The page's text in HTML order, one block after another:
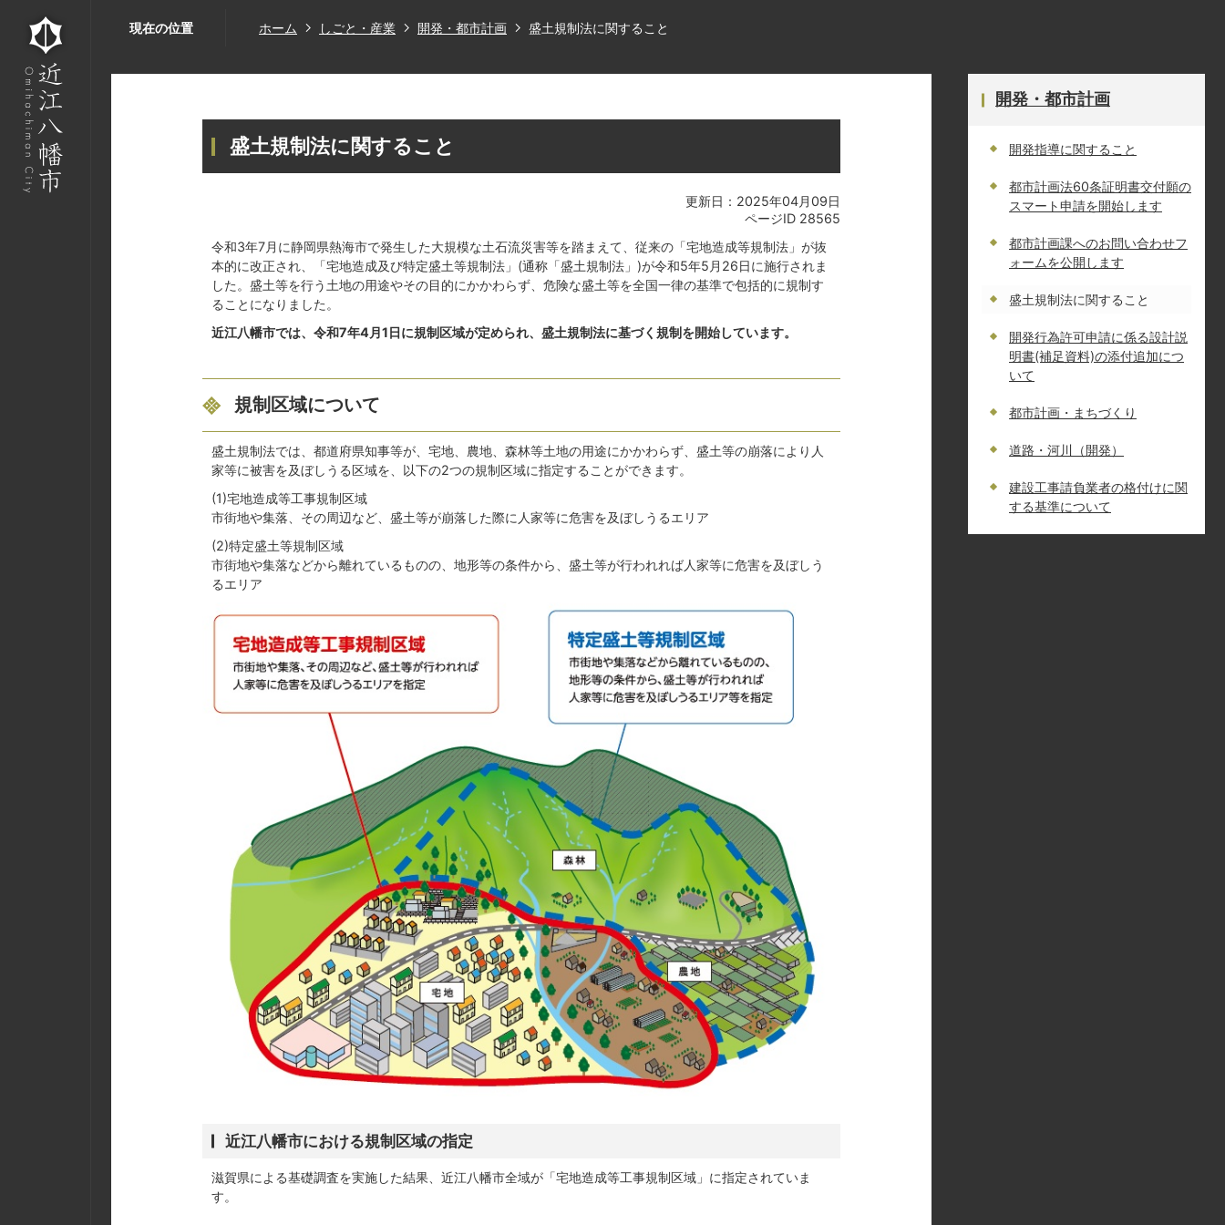
現在の位置 ホーム しごと・産業 開発・都市計画 盛土規制法に関すること
盛土規制法に関すること
更新日：2025年04月09日
ページID 28565
令和3年7月に静岡県熱海市で発生した大規模な土石流災害等を踏まえて、従来の「宅地造成等規制法」が抜
本的に改正され、「宅地造成及び特定盛土等規制法」(通称「盛土規制法」)が令和5年5月26日に施行されま
した。盛土等を行う土地の用途やその目的にかかわらず、危険な盛土等を全国一律の基準で包括的に規制す
ることになりました。
近江八幡市では、令和7年4月1日に規制区域が定められ、盛土規制法に基づく規制を開始しています。
規制区域について
盛土規制法では、都道府県知事等が、宅地、農地、森林等土地の用途にかかわらず、盛土等の崩落により人
家等に被害を及ぼしうる区域を、以下の2つの規制区域に指定することができます。
(1)宅地造成等工事規制区域
市街地や集落、その周辺など、盛土等が崩落した際に人家等に危害を及ぼしうるエリア
(2)特定盛土等規制区域
市街地や集落などから離れているものの、地形等の条件から、盛土等が行われれば人家等に危害を及ぼしう
るエリア
近江八幡市における規制区域の指定
滋賀県による基礎調査を実施した結果、近江八幡市全域が「宅地造成等工事規制区域」に指定されていま
す。
開発・都市計画
開発指導に関すること
都市計画法60条証明書交付願の
スマート申請を開始します
都市計画課へのお問い合わせフ
ォームを公開します
盛土規制法に関すること
開発行為許可申請に係る設計説
明書(補足資料)の添付追加につ
いて
都市計画・まちづくり
道路・河川（開発）
建設工事請負業者の格付けに関
する基準について